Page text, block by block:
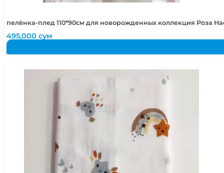
пелёнка-плед 110*90см для новорожденных коллекция Роза
495,000сум